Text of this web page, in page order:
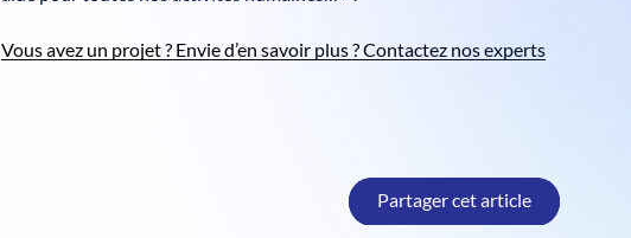
Vous avez un projet ? Envie d’en savoir plus ? Contactez nos experts
Partager cet article